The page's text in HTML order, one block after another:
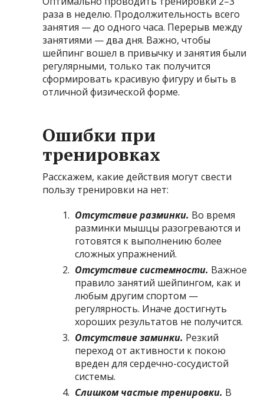
раза в неделю. Продолжительность всего
занятия — до одного часа. Перерыв между
занятиями — два дня. Важно, чтобы
шейпинг вошел в привычку и занятия были
регулярными, только так получится
сформировать красивую фигуру и быть в
отличной физической форме.
Ошибки при
тренировках
Расскажем, какие действия могут свести
пользу тренировки на нет:
Отсутствие разминки. Во время
разминки мышцы разогреваются и
готовятся к выполнению более
сложных упражнений.
Отсутствие системности. Важное
правило занятий шейпингом, как и
любым другим спортом —
регулярность. Иначе достигнуть
хороших результатов не получится.
Отсутствие заминки. Резкий
переход от активности к покою
вреден для сердечно-сосудистой
системы.
Слишком частые тренировки. В